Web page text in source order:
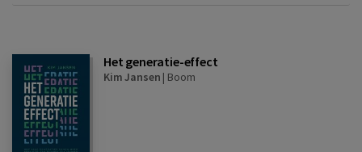
Het generatie-effect
Kim Jansen | Boom